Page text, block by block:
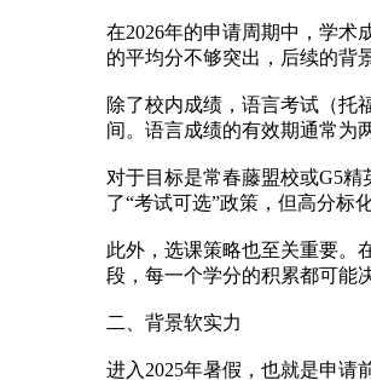
在2026年的申请周期中，学术
的平均分不够突出，后续的背
除了校内成绩，语言考试（托
间。语言成绩的有效期通常为
对于目标是常春藤盟校或G5
了“考试可选”政策，但高分标
此外，选课策略也至关重要。
段，每一个学分的积累都可能
二、背景软实力
进入2025年暑假，也就是申请